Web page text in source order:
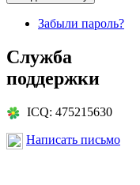
Забыли пароль?
Служба
поддержки
ICQ: 475215630
Написать письмо